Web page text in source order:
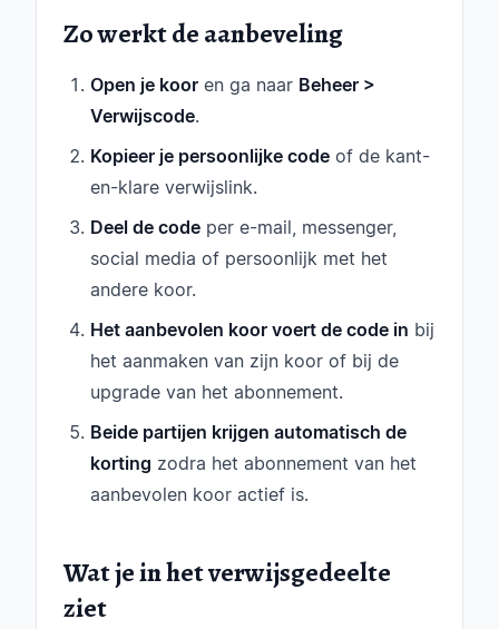
Zo werkt de aanbeveling
Open je koor en ga naar Beheer >
Verwijscode.
Kopieer je persoonlijke code of de kant-
en-klare verwijslink.
Deel de code per e-mail, messenger,
social media of persoonlijk met het
andere koor.
Het aanbevolen koor voert de code in bij
het aanmaken van zijn koor of bij de
upgrade van het abonnement.
Beide partijen krijgen automatisch de
korting zodra het abonnement van het
aanbevolen koor actief is.
Wat je in het verwijsgedeelte
ziet